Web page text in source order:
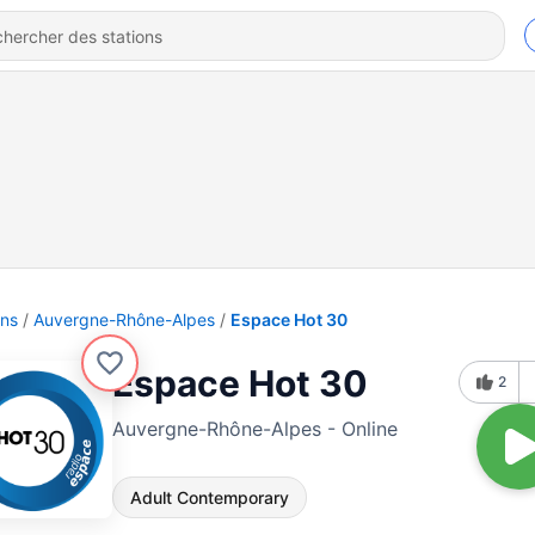
Auvergne-Rhône-Alpes Espace Hot 30
Espace Hot 30
Auvergne-Rhône-Alpes - Online
Adult Contemporary
2